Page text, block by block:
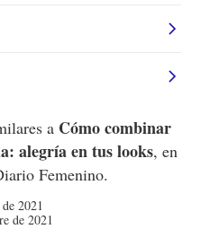
a Cómo combinar
alegría en tus looks, en
Femenino.
2021
de 2021